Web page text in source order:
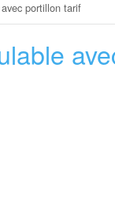
avec portillon tarif